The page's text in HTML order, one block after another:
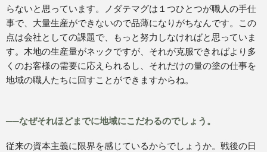
らないと思っています。ノダテマグは１つひとつが職人の手仕
事で、大量生産ができないので品薄になりがちなんです。この
点は会社としての課題で、もっと努力しなければと思っていま
す。木地の生産量がネックですが、それが克服できればより多
くのお客様の需要に応えられるし、それだけの量の塗の仕事を
地域の職人たちに回すことができますからね。
──なぜそれほどまでに地域にこだわるのでしょう。
従来の資本主義に限界を感じているからでしょうか。戦後の日